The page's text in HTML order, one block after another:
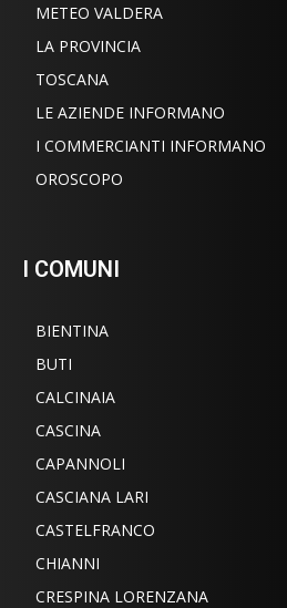
METEO VALDERA
LA PROVINCIA
TOSCANA
LE AZIENDE INFORMANO
I COMMERCIANTI INFORMANO
OROSCOPO
I COMUNI
BIENTINA
BUTI
CALCINAIA
CASCINA
CAPANNOLI
CASCIANA LARI
CASTELFRANCO
CHIANNI
CRESPINA LORENZANA